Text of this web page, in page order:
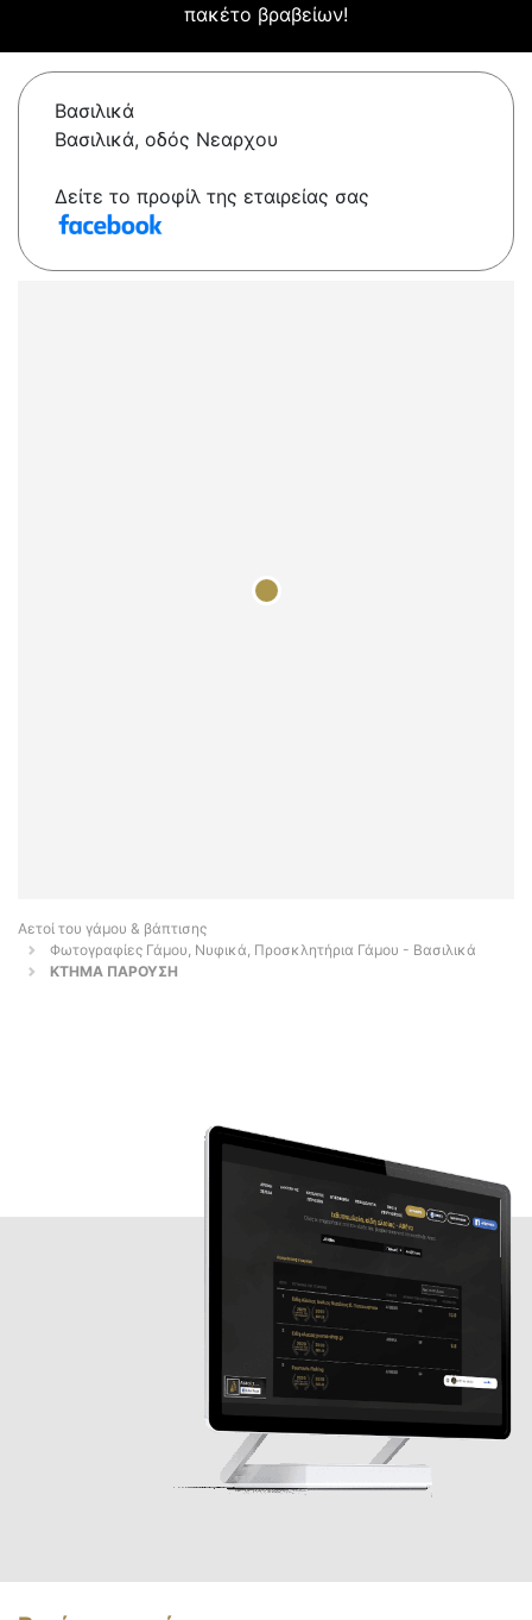
πακέτο βραβείων!
Βασιλικά
Βασιλικά, οδός Νεαρχου
Δείτε το προφίλ της εταιρείας σας
Αετοί του γάμου & βάπτισης
Φωτογραφίες Γάμου, Νυφικά, Προσκλητήρια Γάμου - Βασιλικά
ΚΤΗΜΑ ΠΑΡΟΥΣΗ